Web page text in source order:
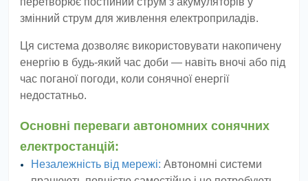
змінний струм для живлення електроприладів.
Ця система дозволяє використовувати накопичену
енергію в будь-який час доби — навіть вночі або під
час поганої погоди, коли сонячної енергії
недостатньо.
Основні переваги автономних сонячних
електростанцій:
Незалежність від мережі: Автономні системи